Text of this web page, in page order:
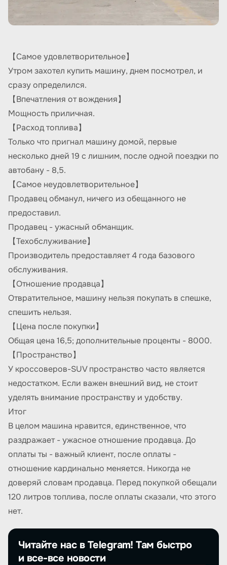
【Самое удовлетворительное】
Утром захотел купить машину, днем посмотрел, и
сразу определился.
【Впечатления от вождения】
Мощность приличная.
【Расход топлива】
Только что пригнал машину домой, первые
несколько дней 19 с лишним, после одной поездки по
автобану - 8,5.
【Самое неудовлетворительное】
Продавец обманул, ничего из обещанного не
предоставил.
Продавец - ужасный обманщик.
【Техобслуживание】
Производитель предоставляет 4 года базового
обслуживания.
【Отношение продавца】
Отвратительное, машину нельзя покупать в спешке,
спешить нельзя.
【Цена после покупки】
Общая цена 16,5; дополнительные проценты - 8000.
【Пространство】
У кроссоверов-SUV пространство часто является
недостатком. Если важен внешний вид, не стоит
уделять внимание пространству и удобству.
Итог
В целом машина нравится, единственное, что
раздражает - ужасное отношение продавца. До
оплаты ты - важный клиент, после оплаты -
отношение кардинально меняется. Никогда не
доверяй словам продавца. Перед покупкой обещали
120 литров топлива, после оплаты сказали, что этого
нет.
Читайте нас в Telegram! Там быстро
и все-все новости